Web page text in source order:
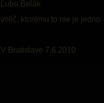
Ľubo Belák
volič, ktorému to nie je jedno
V Bratislave 7.6.2010